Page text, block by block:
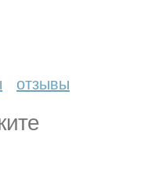
отзывы